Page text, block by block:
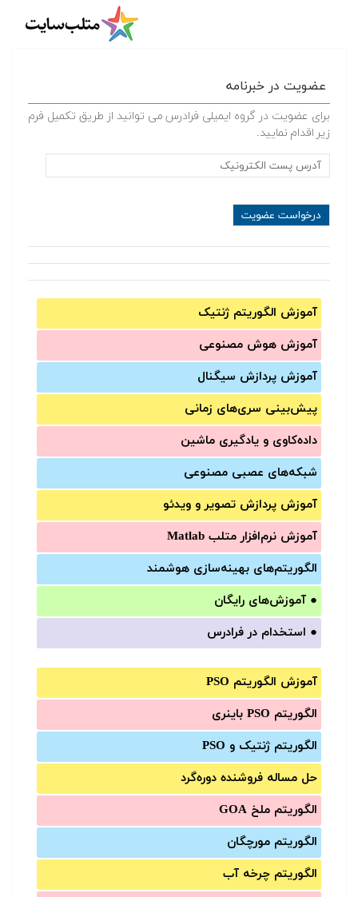
عضویت در خبرنامه
برای عضویت در گروه ایمیلی فرادرس می توانید از طریق تکمیل فرم
زیر اقدام نمایید.
آموزش الگوریتم ژنتیک
آموزش‌ هوش مصنوعی
آموزش‌ پردازش سیگنال
پیش‌‌بینی سری‌‌های زمانی
داده‌کاوی و یادگیری ماشین
شبکه‌های عصبی مصنوعی
آموزش‌ پردازش تصویر و ویدئو
آموزش‌ نرم‌افزار متلب Matlab
الگوریتم‌های بهینه‌سازی هوشمند
● آموزش‌های رایگان
● استخدام در فرادرس
آموزش الگوریتم PSO
الگوریتم PSO باینری
الگوریتم ژنتیک و PSO
حل مساله فروشنده دوره‌گرد
الگوریتم ملخ GOA
الگوریتم مورچگان
الگوریتم چرخه آب